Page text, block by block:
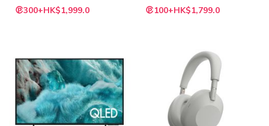
300+HK$1,999.0 100+HK$1,799.0